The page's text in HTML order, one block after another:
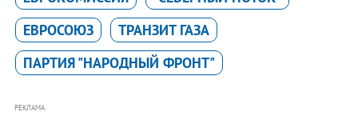
ЕВРОСОЮЗ
ТРАНЗИТ ГАЗА
ПАРТИЯ "НАРОДНЫЙ ФРОНТ"
РЕКЛАМА